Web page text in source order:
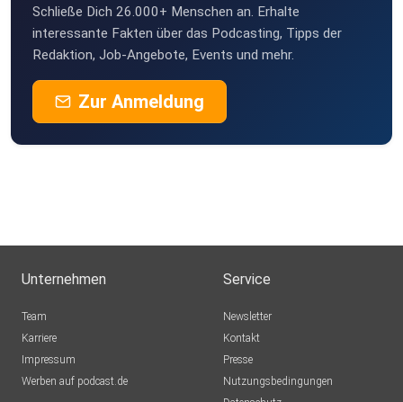
Schließe Dich 26.000+ Menschen an. Erhalte
interessante Fakten über das Podcasting, Tipps der
Redaktion, Job-Angebote, Events und mehr.
Zur Anmeldung
Unternehmen
Team
Karriere
Impressum
Werben auf podcast.de
Service
Newsletter
Kontakt
Presse
Nutzungsbedingungen